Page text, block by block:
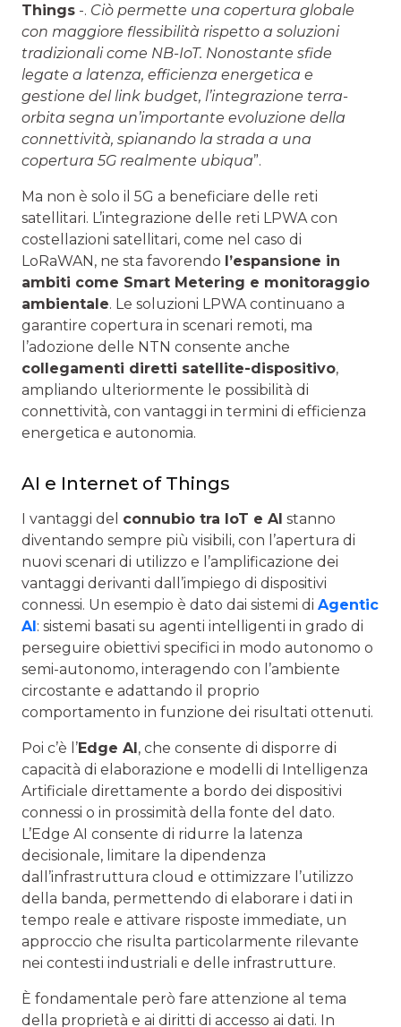
Things -. Ciò permette una copertura globale
con maggiore flessibilità rispetto a soluzioni
tradizionali come NB-IoT. Nonostante sfide
legate a latenza, efficienza energetica e
gestione del link budget, l’integrazione terra-
orbita segna un’importante evoluzione della
connettività, spianando la strada a una
copertura 5G realmente ubiqua”.
Ma non è solo il 5G a beneficiare delle reti
satellitari. L’integrazione delle reti LPWA con
costellazioni satellitari, come nel caso di
LoRaWAN, ne sta favorendo l’espansione in
ambiti come Smart Metering e monitoraggio
ambientale. Le soluzioni LPWA continuano a
garantire copertura in scenari remoti, ma
l’adozione delle NTN consente anche
collegamenti diretti satellite-dispositivo,
ampliando ulteriormente le possibilità di
connettività, con vantaggi in termini di efficienza
energetica e autonomia.
AI e Internet of Things
I vantaggi del connubio tra IoT e AI stanno
diventando sempre più visibili, con l’apertura di
nuovi scenari di utilizzo e l’amplificazione dei
vantaggi derivanti dall’impiego di dispositivi
connessi. Un esempio è dato dai sistemi di Agentic
AI: sistemi basati su agenti intelligenti in grado di
perseguire obiettivi specifici in modo autonomo o
semi-autonomo, interagendo con l’ambiente
circostante e adattando il proprio
comportamento in funzione dei risultati ottenuti.
Poi c’è l’Edge AI, che consente di disporre di
capacità di elaborazione e modelli di Intelligenza
Artificiale direttamente a bordo dei dispositivi
connessi o in prossimità della fonte del dato.
L’Edge AI consente di ridurre la latenza
decisionale, limitare la dipendenza
dall’infrastruttura cloud e ottimizzare l’utilizzo
della banda, permettendo di elaborare i dati in
tempo reale e attivare risposte immediate, un
approccio che risulta particolarmente rilevante
nei contesti industriali e delle infrastrutture.
È fondamentale però fare attenzione al tema
della proprietà e ai diritti di accesso ai dati. In